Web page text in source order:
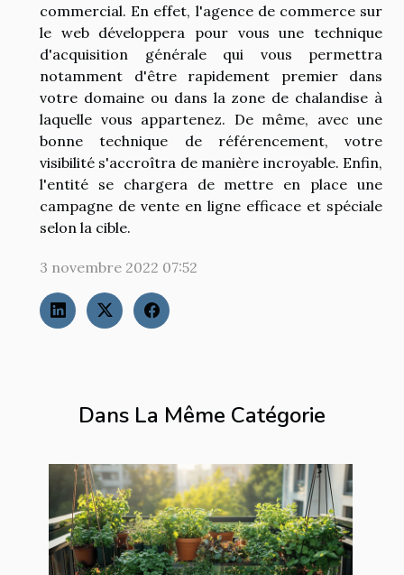
Dans La Même Catégorie
commercial. En effet, l'agence de commerce sur
le web développera pour vous une technique
d'acquisition générale qui vous permettra
notamment d'être rapidement premier dans
votre domaine ou dans la zone de chalandise à
laquelle vous appartenez. De même, avec une
bonne technique de référencement, votre
visibilité s'accroîtra de manière incroyable. Enfin,
l'entité se chargera de mettre en place une
campagne de vente en ligne efficace et spéciale
selon la cible.
3 novembre 2022 07:52